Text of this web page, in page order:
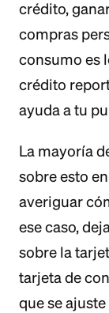
crédito,
compras
consumo es
crédito
ayuda a tu
La mayoría
sobre esto
averiguar
ese caso,
sobre la
tarjeta de
que se